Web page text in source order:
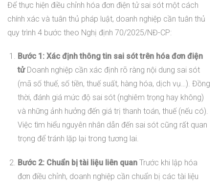
Để thực hiện điều chỉnh hóa đơn điện tử sai sót một cách
chính xác và tuân thủ pháp luật, doanh nghiệp cần tuân thủ
quy trình 4 bước theo Nghị định 70/2025/NĐ-CP:
Bước 1: Xác định thông tin sai sót trên hóa đơn điện
tửDoanh nghiệp cần xác định rõ ràng nội dung sai sót
(mã số thuế, số tiền, thuế suất, hàng hóa, dịch vụ…). Đồng
thời, đánh giá mức độ sai sót (nghiêm trọng hay không)
và những ảnh hưởng đến giá trị thanh toán, thuế (nếu có).
Việc tìm hiểu nguyên nhân dẫn đến sai sót cũng rất quan
trọng để tránh lặp lại trong tương lai.
Bước 2: Chuẩn bị tài liệu liên quanTrước khi lập hóa
đơn điều chỉnh, doanh nghiệp cần chuẩn bị các tài liệu